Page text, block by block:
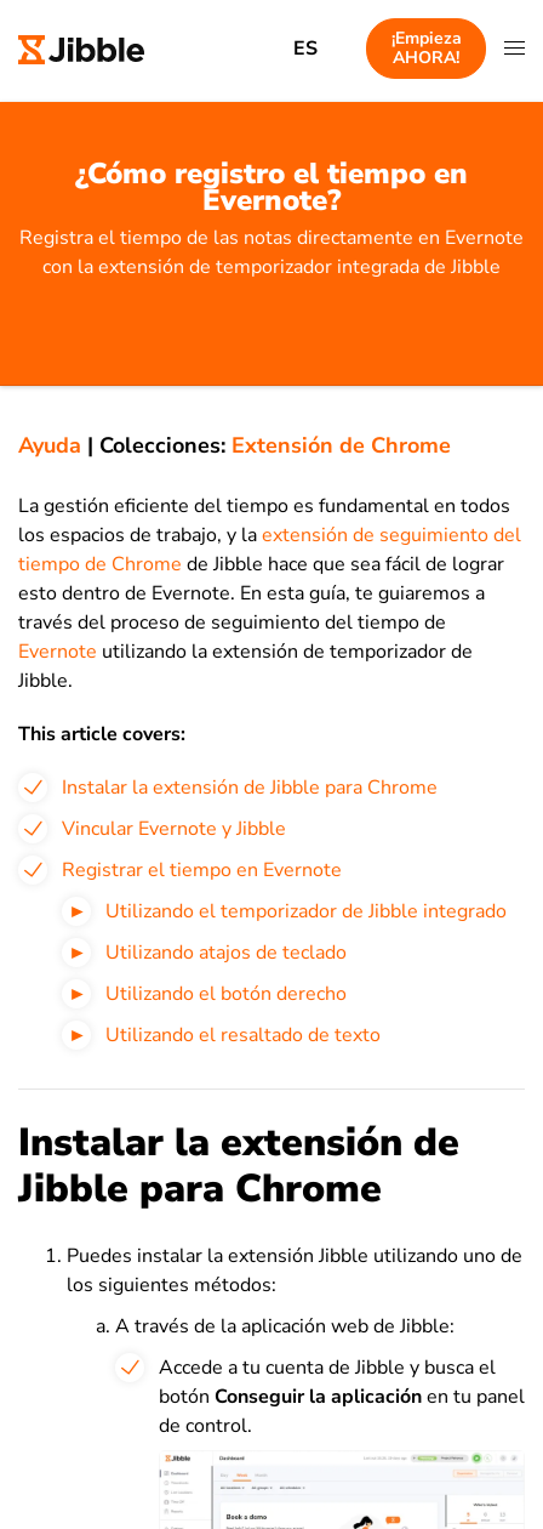
ES
¡Empieza
AHORA!
¿Cómo registro el tiempo en
Evernote?
Registra el tiempo de las notas directamente en Evernote
con la extensión de temporizador integrada de Jibble
Ayuda | Colecciones: Extensión de Chrome
La gestión eficiente del tiempo es fundamental en todos
los espacios de trabajo, y laextensión de seguimiento del
tiempo de Chrome de Jibble hace que sea fácil de lograr
esto dentro de Evernote. En esta guía, te guiaremos a
través del proceso de seguimiento del tiempo de
Evernote utilizando la extensión de temporizador de
Jibble.
This article covers:
Instalar la extensión de Jibble para Chrome
Vincular Evernote y Jibble
Registrar el tiempo en Evernote
Utilizando el temporizador de Jibble integrado
Utilizando atajos de teclado
Utilizando el botón derecho
Utilizando el resaltado de texto
Instalar la extensión de
Jibble para Chrome
Puedes instalar la extensión Jibble utilizando uno de
los siguientes métodos:
A través de la aplicación web de Jibble:
Accede a tu cuenta de Jibble y busca el
botón Conseguir la aplicaciónen tu panel
de control.